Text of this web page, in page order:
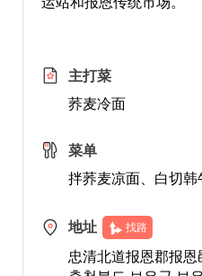
主打菜
荞麦冷面
菜单
拌荞麦凉面、白切韩
地址 找路
忠清北道报恩郡报恩